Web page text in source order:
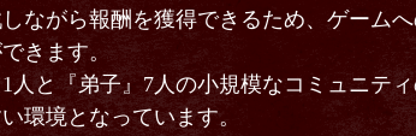
ながら報酬を獲得できるため、ゲーム
きます。
人と『弟子』7人の小規模なコミュニテ
環境となっています。